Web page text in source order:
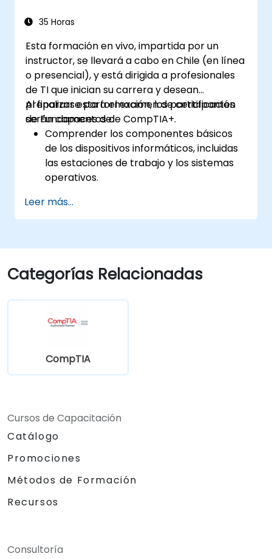
Aprender sobre virtualización, gestión de
recuperación ante desastres y
continuidad del negocio en un entorno de
nube.
Explorar la gobernanza, el cumplimiento,
la seguridad y la gestión de datos en la
nube para garantizar un uso seguro y
conforme de los servicios en la nube.
35 Horas
Esta formación en vivo, impartida por un
instructor, se llevará a cabo en Chile (en línea
o presencial), y está dirigida a profesionales
de TI que inician su carrera y desean
prepararse para el examen de certificación
de Fundamentos de CompTIA+.
Al finalizar esta formación, los participantes
serán capaces de:
Comprender los componentes básicos
de los dispositivos informáticos, incluidas
las estaciones de trabajo y los sistemas
operativos.
eficazmente diferentes tipos de datos y
bases de datos.
esenciales de hardware, interfaces de
dispositivos y periféricos.
Aprender conceptos de redes y
Leer más...
Categorías Relacionadas
CompTIA
Cursos de Capacitación
Catálogo
Promociones
Métodos de Formación
Recursos
Consultoría